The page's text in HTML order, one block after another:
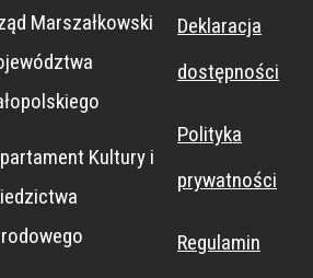
Lotniczy im.
Jana Pawła
II Kraków-
Balice
łcących
Mistrzostwa
Sportowego
awnych
Dokumentac
ji Sztuki
Tadeusza
Kantora
CRICOTEKA
wielorodzinn
e
Daleki
Wschód
Marszałkowski
Kultury i
Deklaracja
dostępności
Polityka
prywatności
Regulamin